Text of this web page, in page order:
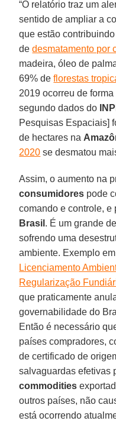
“O relatório traz um
sentido de ampliar a
que estão
dedesmatamento por
madeira, óleo de
69% deflorestas
2019 ocorreu de
segundo dados do
Pesquisas Espaciais]
de hectares na
2020 se desmatou
Assim, o aumento na
consumidores pode
comando e controle, e
Brasil . É um grande
sofrendo uma
ambiente. Exemplo
Licenciamento
Regularização
que praticamente
governabilidade do
Então é necessário
países compradores,
de certificado de
salvaguardas efetivas
commodities
outros países, não
está ocorrendo